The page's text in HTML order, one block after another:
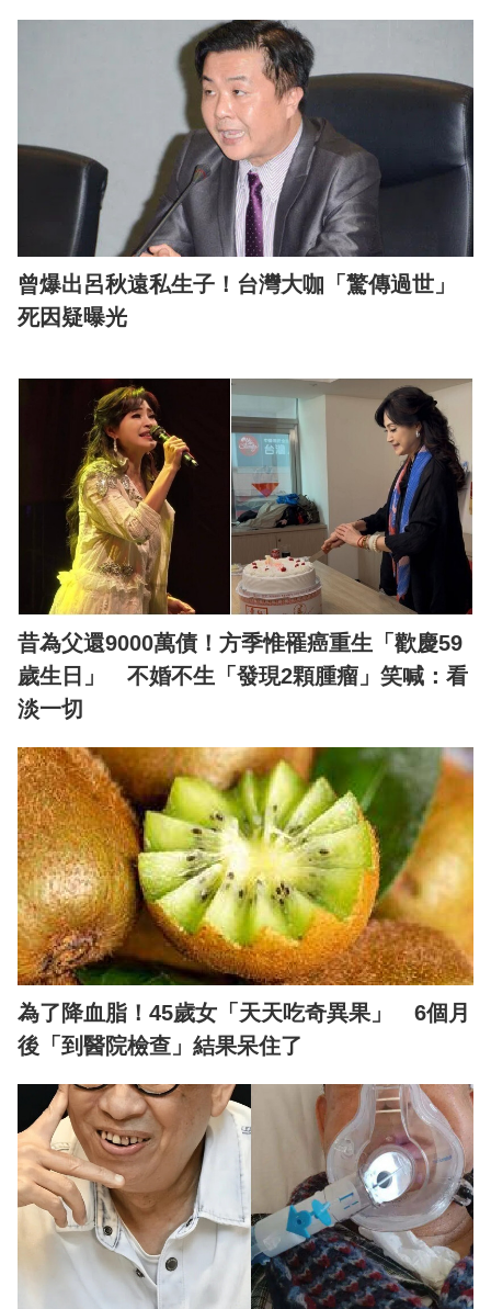
曾爆出呂秋遠私生子！台灣大咖「驚傳過世」
死因疑曝光
昔為父還9000萬債！方季惟罹癌重生「歡慶59
歲生日」 不婚不生「發現2顆腫瘤」笑喊：看
淡一切
為了降血脂！45歲女「天天吃奇異果」 6個月
後「到醫院檢查」結果呆住了